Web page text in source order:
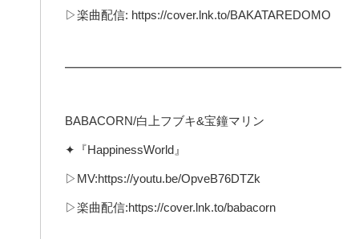
▷楽曲配信: https://cover.lnk.to/BAKATAREDOMO
━━━━━━━━━━━━━━━━━━━━━━━
BABACORN/白上フブキ&宝鐘マリン
✦『HappinessWorld』
▷MV:https://youtu.be/OpveB76DTZk
▷楽曲配信:https://cover.lnk.to/babacorn